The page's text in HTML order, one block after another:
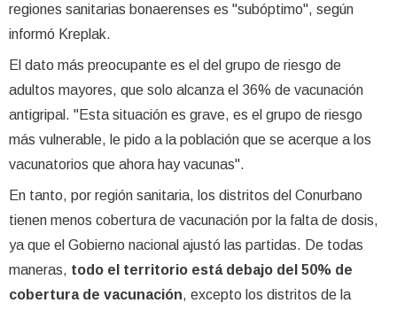
regiones sanitarias bonaerenses es "subóptimo", según
informó Kreplak.
El dato más preocupante es el del grupo de riesgo de
adultos mayores, que solo alcanza el 36% de vacunación
antigripal. "Esta situación es grave, es el grupo de riesgo
más vulnerable, le pido a la población que se acerque a los
vacunatorios que ahora hay vacunas".
En tanto, por región sanitaria, los distritos del Conurbano
tienen menos cobertura de vacunación por la falta de dosis,
ya que el Gobierno nacional ajustó las partidas. De todas
maneras, todo el territorio está debajo del 50% de
cobertura de vacunación, excepto los distritos de la